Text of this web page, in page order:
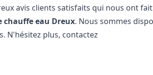
avis clients satisfaits qui nous ont
chauffe eau Dreux. Nous sommes
N'hésitez plus, contactez